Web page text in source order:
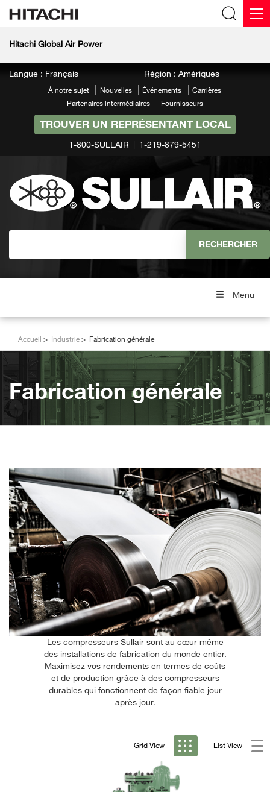
Hitachi Global Air Power
Langue : Français Région : Amériques
À notre sujet Nouvelles Événements
Carrières
Partenaires intermédiaires
Fournisseurs
TROUVER UN REPRÉSENTANT LOCAL
1-800-SULLAIR 1-219-879-5451
Menu
Accueil Industrie Fabrication générale
Fabrication générale
Les compresseurs Sullair sont au cœur même
des installations de fabrication du monde entier.
Maximisez vos rendements en termes de coûts
et de production grâce à des compresseurs
durables qui fonctionnent de façon fiable jour
après jour.
Grid View List View